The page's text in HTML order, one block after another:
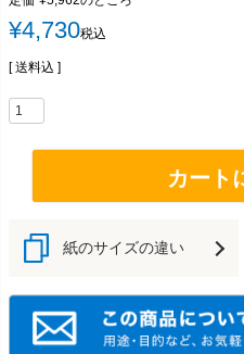
¥4,730税込
送料込
カート
紙のサイズの違い